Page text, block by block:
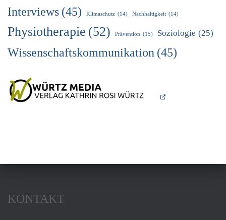
Interviews (45) Klimaschutz (14) Nachhaltigkeit (14)
Physiotherapie (52) Prävention (15) Soziologie (25)
Wissenschaftskommunikation (45)
KONTAKT